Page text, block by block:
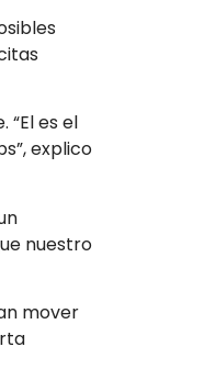
es el
explico
nuestro
mover